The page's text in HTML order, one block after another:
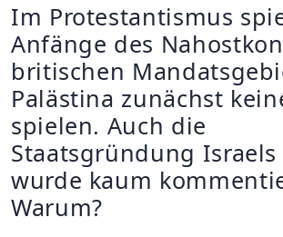
Im Protestantismus
Anfänge des
britischen
Palästina zunächst
spielen. Auch die
Staatsgründung Israels
wurde kaum
Warum?